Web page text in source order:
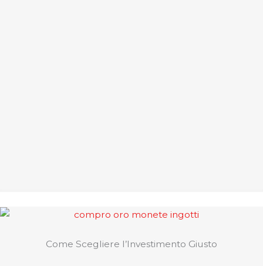
Come Scegliere l’Investimento Giusto